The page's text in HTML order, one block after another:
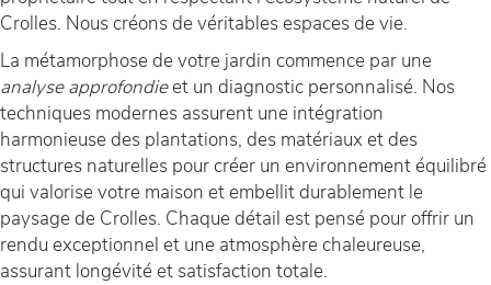
Crolles. Nous créons de véritables espaces de vie.
La métamorphose de votre jardin commence par une
analyse approfondieet un diagnostic personnalisé. Nos
techniques modernes assurent une intégration
harmonieuse des plantations, des matériaux et des
structures naturelles pour créer un environnement équilibré
qui valorise votre maison et embellit durablement le
paysage de Crolles. Chaque détail est pensé pour offrir un
rendu exceptionnel et une atmosphère chaleureuse,
assurant longévité et satisfaction totale.